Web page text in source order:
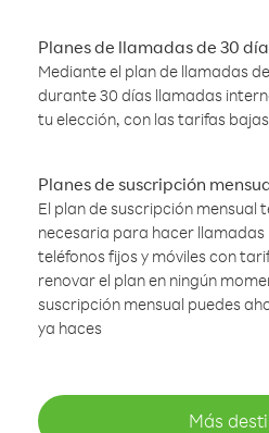
Planes de llamadas de 30
Mediante el plan de llamadas
durante 30 días llamadas
tu elección, con las tarifas
Planes de suscripción
El plan de suscripción mensual
necesaria para hacer
teléfonos fijos y móviles con
renovar el plan en ningún
suscripción mensual puedes
ya haces
Más